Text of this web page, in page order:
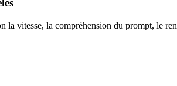
la vitesse, la compréhension du prompt, le